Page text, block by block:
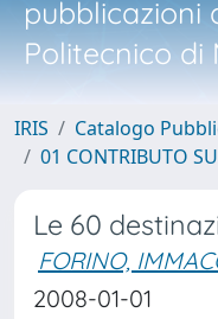
pubblicazioni
Politecnico di
IRIS
Catalogo
01 CONTRIBUTO
Le 60
FORINO,
2008-01-01